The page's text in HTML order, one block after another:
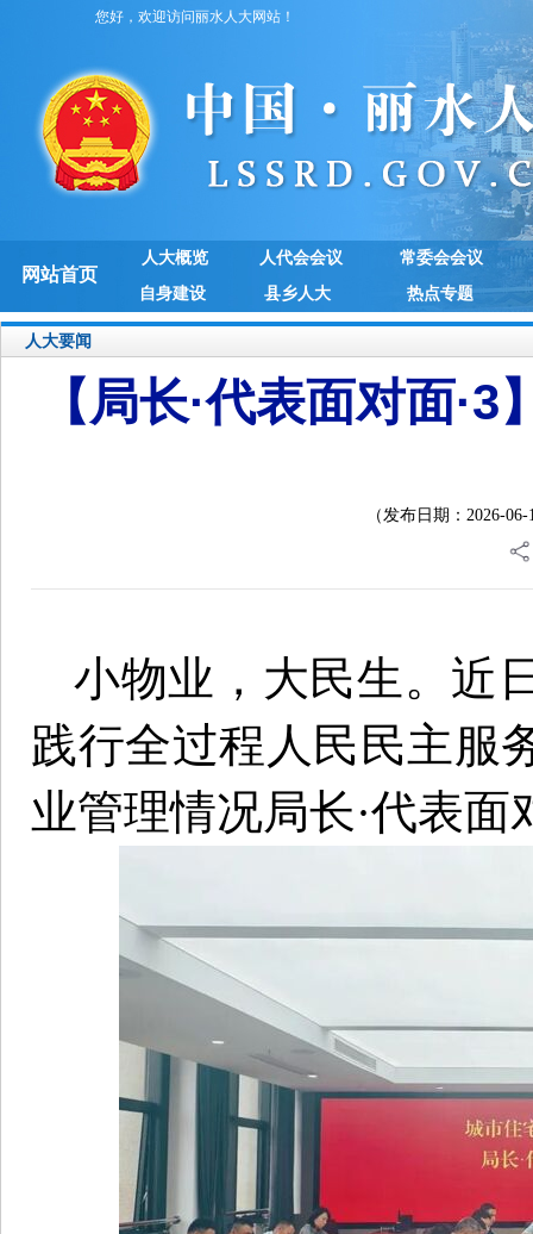
您好，欢迎访问丽水人大网站！
网站首页
人大概览 人代会会议
常委会会议
自身建设
县乡人大 热点专题
人大要闻
【局长·代表面对面
（发布日期：2026-
小物业，大民生。近
践行全过程人民民主服
业管理情况局长·代表面